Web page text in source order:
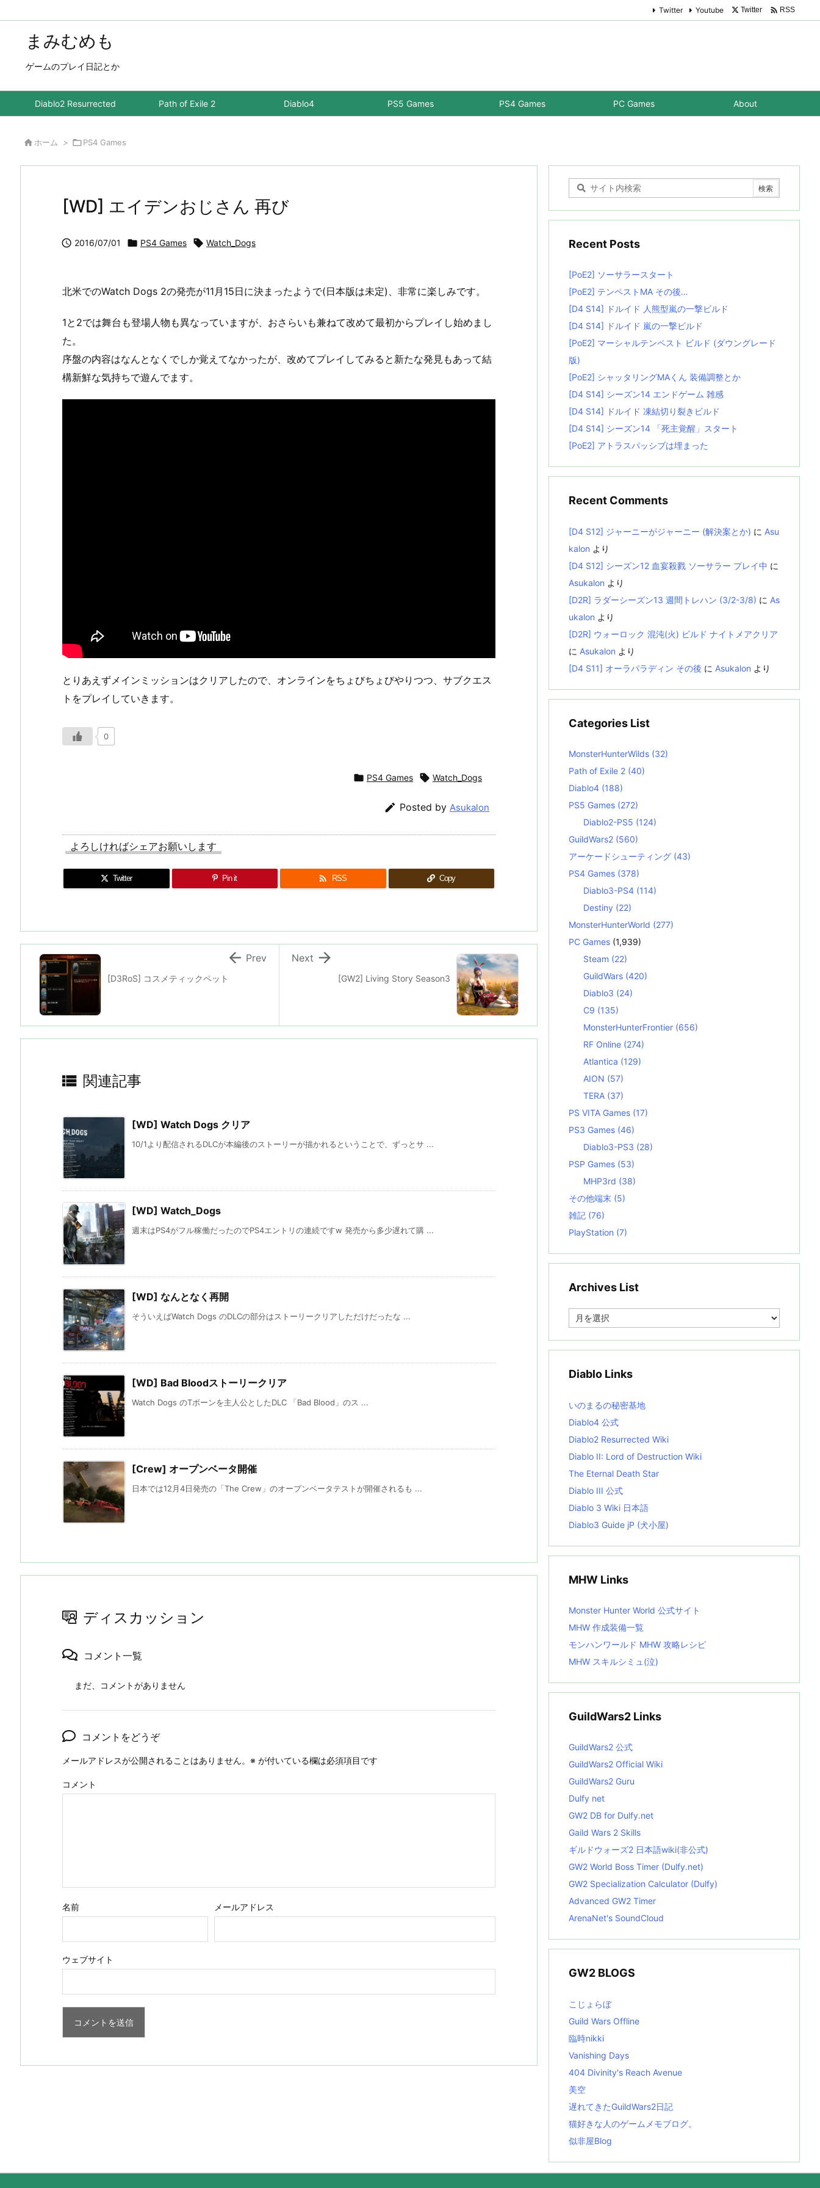
まみむめも
ゲームのプレイ日記とか
Diablo2 Resurrected Path of Exile 2 Diablo4 PS5 Games PS4 Games PC Games About
Twitter Youtube Twitter  RSS
 ホーム > PS4 Games
[WD] エイデンおじさん 再び
 2016/07/01  PS4 Games  Watch_Dogs
北米でのWatch Dogs 2の発売が11月15日に決まったようで(日本版は未定)、非常に楽しみです。
1と2では舞台も登場人物も異なっていますが、おさらいも兼ねて改めて最初からプレイし始めまし
た。
序盤の内容はなんとなくでしか覚えてなかったが、改めてプレイしてみると新たな発見もあって結
構新鮮な気持ちで遊んでます。
とりあえずメインミッションはクリアしたので、オンラインをちょびちょびやりつつ、サブクエス
トをプレイしていきます。
0
 PS4 Games  Watch_Dogs
 Posted by Asukalon
よろしければシェアお願いします
Twitter Pin it  RSS Copy
[GW2] Living Story Season3

Next
[D3RoS] コスメティックペット
 Prev
 関連記事
[WD] Watch Dogs クリア
10/1より配信されるDLCが本編後のストーリーが描かれるということで、ずっとサ ...
[WD] Watch_Dogs
週末はPS4がフル稼働だったのでPS4エントリの連続ですw 発売から多少遅れて購 ...
[WD] なんとなく再開
そういえばWatch Dogs のDLCの部分はストーリークリアしただけだったな ...
[WD] Bad Bloodストーリークリア
Watch Dogs のTボーンを主人公としたDLC 「Bad Blood」のス ...
[Crew] オープンベータ開催
日本では12月4日発売の「The Crew」のオープンベータテストが開催されるも ...
ディスカッション
コメント一覧
まだ、コメントがありません
コメントをどうぞ
メールアドレスが公開されることはありません。 ※ が付いている欄は必須項目です
コメント
名前 メールアドレス
ウェブサイト
Recent Posts
[PoE2] ソーサラースタート
[PoE2] テンペストMA その後…
[D4 S14] ドルイド 人熊型嵐の一撃ビルド
[D4 S14] ドルイド 嵐の一撃ビルド
[PoE2] マーシャルテンペスト ビルド (ダウングレード
版)
[PoE2] シャッタリングMAくん 装備調整とか
[D4 S14] シーズン14 エンドゲーム 雑感
[D4 S14] ドルイド 凍結切り裂きビルド
[D4 S14] シーズン14 「死主覚醒」スタート
[PoE2] アトラスパッシブは埋まった
Recent Comments
[D4 S12] ジャーニーがジャーニー (解決案とか) に Asu
kalon より
[D4 S12] シーズン12 血宴殺戮 ソーサラー プレイ中 に
Asukalon より
[D2R] ラダーシーズン13 週間トレハン (3/2-3/8) に As
ukalon より
[D2R] ウォーロック 混沌(火) ビルド ナイトメアクリア
に Asukalon より
[D4 S11] オーラパラディン その後 に Asukalon より
Categories List
MonsterHunterWilds (32)
Path of Exile 2 (40)
Diablo4 (188)
PS5 Games (272)
Diablo2-PS5 (124)
GuildWars2 (560)
アーケードシューティング (43)
PS4 Games (378)
Diablo3-PS4 (114)
Destiny (22)
MonsterHunterWorld (277)
PC Games (1,939)
Steam (22)
GuildWars (420)
Diablo3 (24)
C9 (135)
MonsterHunterFrontier (656)
RF Online (274)
Atlantica (129)
AION (57)
TERA (37)
PS VITA Games (17)
PS3 Games (46)
Diablo3-PS3 (28)
PSP Games (53)
MHP3rd (38)
その他端末 (5)
雑記 (76)
PlayStation (7)
Archives List
e
i
s
t
Diablo Links
いのまるの秘密基地
Diablo4 公式
Diablo2 Resurrected Wiki
Diablo II: Lord of Destruction Wiki
The Eternal Death Star
Diablo III 公式
Diablo 3 Wiki 日本語
Diablo3 Guide jP (犬小屋)
MHW Links
Monster Hunter World 公式サイト
MHW 作成装備一覧
モンハンワールド MHW 攻略レシピ
MHW スキルシミュ(泣)
GuildWars2 Links
GuildWars2 公式
GuildWars2 Official Wiki
GuildWars2 Guru
Dulfy net
GW2 DB for Dulfy.net
Gaild Wars 2 Skills
ギルドウォーズ2 日本語wiki(非公式)
GW2 World Boss Timer (Dulfy.net)
GW2 Specialization Calculator (Dulfy)
Advanced GW2 Timer
ArenaNet's SoundCloud
GW2 BLOGS
こじょらぼ
Guild Wars Offline
臨時nikki
Vanishing Days
404 Divinity's Reach Avenue
美空
遅れてきたGuildWars2日記
猫好きな人のゲームメモブログ。
似非屋Blog